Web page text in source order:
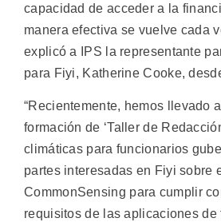
capacidad de acceder a la
manera efectiva se vuelve cada
explicó a IPS la representante
para Fiyi, Katherine Cooke,
“Recientemente, hemos llevado
formación de ‘Taller de
climáticas para funcionarios
partes interesadas en Fiyi sobre
CommonSensing para cumplir
requisitos de las aplicaciones de